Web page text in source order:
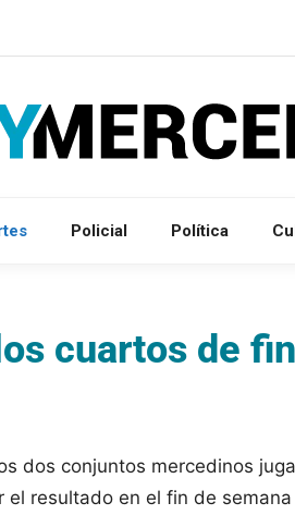
Policial Política
cuartos de
dos conjuntos mercedinos
resultado en el fin de semana